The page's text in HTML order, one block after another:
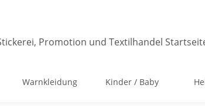
Warnkleidung Kinder / Baby